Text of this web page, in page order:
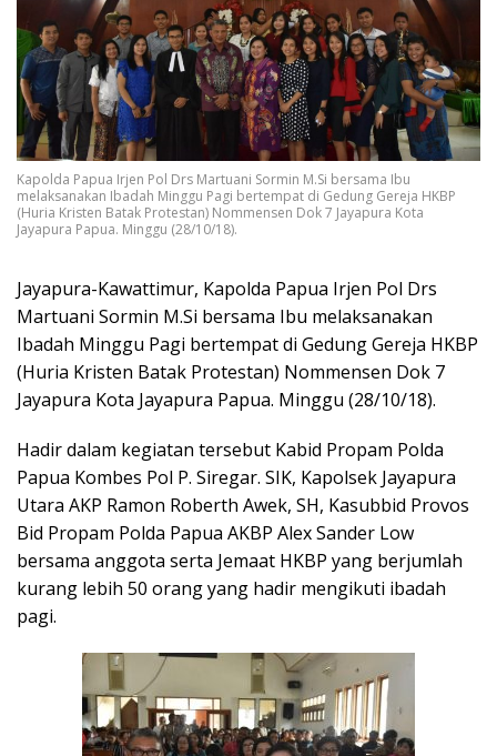
Kapolda Papua Irjen Pol Drs Martuani Sormin M.Si bersama Ibu
melaksanakan Ibadah Minggu Pagi bertempat di Gedung Gereja HKBP
(Huria Kristen Batak Protestan) Nommensen Dok 7 Jayapura Kota
Jayapura Papua. Minggu (28/10/18).
Jayapura-Kawattimur, Kapolda Papua Irjen Pol Drs
Martuani Sormin M.Si bersama Ibu melaksanakan
Ibadah Minggu Pagi bertempat di Gedung Gereja HKBP
(Huria Kristen Batak Protestan) Nommensen Dok 7
Jayapura Kota Jayapura Papua. Minggu (28/10/18).
Hadir dalam kegiatan tersebut Kabid Propam Polda
Papua Kombes Pol P. Siregar. SIK, Kapolsek Jayapura
Utara AKP Ramon Roberth Awek, SH, Kasubbid Provos
Bid Propam Polda Papua AKBP Alex Sander Low
bersama anggota serta Jemaat HKBP yang berjumlah
kurang lebih 50 orang yang hadir mengikuti ibadah
pagi.